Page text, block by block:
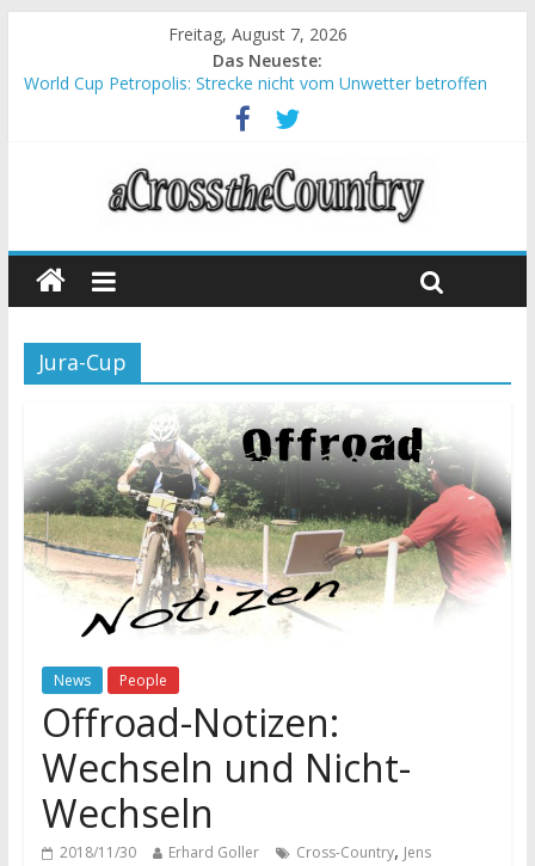
Freitag, August 7, 2026
Das Neueste:
World Cup Petropolis: Strecke nicht vom Unwetter betroffen
Krumbach und Obergessertshausen: Mountainbike-Bundesliga
Supercup Massi Banyoles: Siege für Carod und Richards
Halbzeit beim Andalucia Bike Race: Weltmeister Seewald führt
Chelva: Schweizer Doppelsieg beim ersten XCO-Rennen der
Jura-Cup
News People
Offroad-Notizen:
Wechseln und Nicht-
Wechseln
2018/11/30 Erhard Goller Cross-Country, Jens